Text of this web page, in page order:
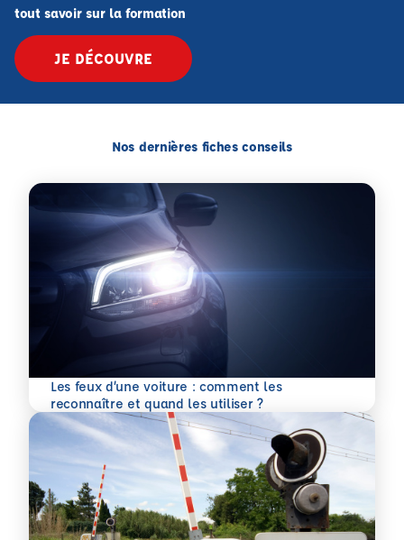
tout savoir sur la formation
JE DÉCOUVRE
Nos dernières fiches conseils
Les feux d’une voiture : comment les
reconnaître et quand les utiliser ?
En savoir plus